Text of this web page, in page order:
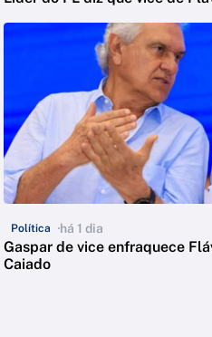
Política há 1 dia
Gaspar de vice enfraquece
Caiado